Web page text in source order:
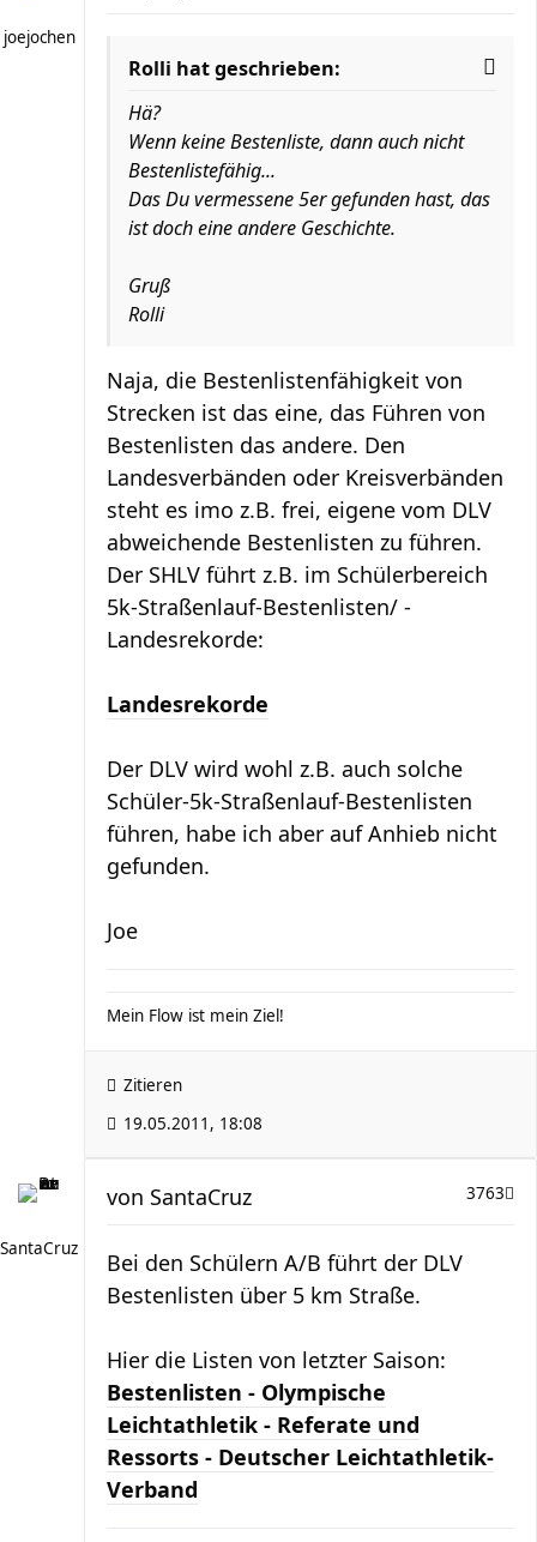
joejochen
Rolli hat geschrieben:
Hä?
Wenn keine Bestenliste, dann auch nicht
Bestenlistefähig...
Das Du vermessene 5er gefunden hast, das
ist doch eine andere Geschichte.
Gruß
Rolli
Naja, die Bestenlistenfähigkeit von
Strecken ist das eine, das Führen von
Bestenlisten das andere. Den
Landesverbänden oder Kreisverbänden
steht es imo z.B. frei, eigene vom DLV
abweichende Bestenlisten zu führen.
Der SHLV führt z.B. im Schülerbereich
5k-Straßenlauf-Bestenlisten/ -
Landesrekorde:
Landesrekorde
Der DLV wird wohl z.B. auch solche
Schüler-5k-Straßenlauf-Bestenlisten
führen, habe ich aber auf Anhieb nicht
gefunden.
Joe
Mein Flow ist mein Ziel!
Zitieren
19.05.2011, 18:08
SantaCruz
3763
von SantaCruz
Bei den Schülern A/B führt der DLV
Bestenlisten über 5 km Straße.
Hier die Listen von letzter Saison:
Bestenlisten - Olympische
Leichtathletik - Referate und
Ressorts - Deutscher Leichtathletik-
Verband